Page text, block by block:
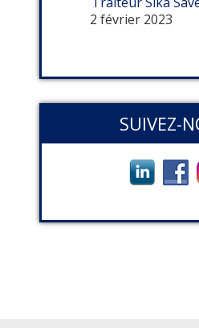
2 février 2023
SUIVEZ-